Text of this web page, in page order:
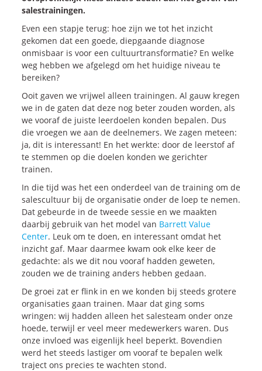
salestrainingen.
Even een stapje terug: hoe zijn we tot het inzicht
gekomen dat een goede, diepgaande diagnose
onmisbaar is voor een cultuurtransformatie? En welke
weg hebben we afgelegd om het huidige niveau te
bereiken?
Ooit gaven we vrijwel alleen trainingen. Al gauw kregen
we in de gaten dat deze nog beter zouden worden, als
we vooraf de juiste leerdoelen konden bepalen. Dus
die vroegen we aan de deelnemers. We zagen meteen:
ja, dit is interessant! En het werkte: door de leerstof af
te stemmen op die doelen konden we gerichter
trainen.
In die tijd was het een onderdeel van de training om de
salescultuur bij de organisatie onder de loep te nemen.
Dat gebeurde in de tweede sessie en we maakten
daarbij gebruik van het model van Barrett Value
Center. Leuk om te doen, en interessant omdat het
inzicht gaf. Maar daarmee kwam ook elke keer de
gedachte: als we dit nou vooraf hadden geweten,
zouden we de training anders hebben gedaan.
De groei zat er flink in en we konden bij steeds grotere
organisaties gaan trainen. Maar dat ging soms
wringen: wij hadden alleen het salesteam onder onze
hoede, terwijl er veel meer medewerkers waren. Dus
onze invloed was eigenlijk heel beperkt. Bovendien
werd het steeds lastiger om vooraf te bepalen welk
traject ons precies te wachten stond.